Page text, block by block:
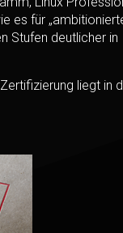
es für
Stufen deutlicher in
liegt in